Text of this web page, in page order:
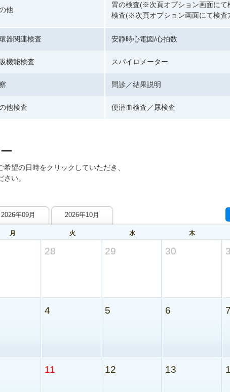
他
胃の検査(※次頁オプション画面に
検査(※次頁オプション画面にて検査
器関連検査 安静時心電図/心拍数
機能検査 スパイロメーター
問診／結果説明
他検査 便潜血検査／尿検査
望の日時をクリックしていただき、
い。
2026年09月 2026年10月
月 火 水 木
28 29 30
4 5 6 7
11 12 13